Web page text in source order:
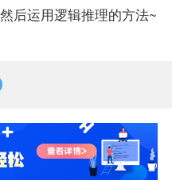
后运用逻辑推理的方法~